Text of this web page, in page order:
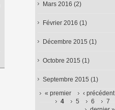
Mars 2016 (2)
Février 2016 (1)
Décembre 2015 (1)
Octobre 2015 (1)
Septembre 2015 (1)
Pages
« premier ‹ précédent
4
5 6 7